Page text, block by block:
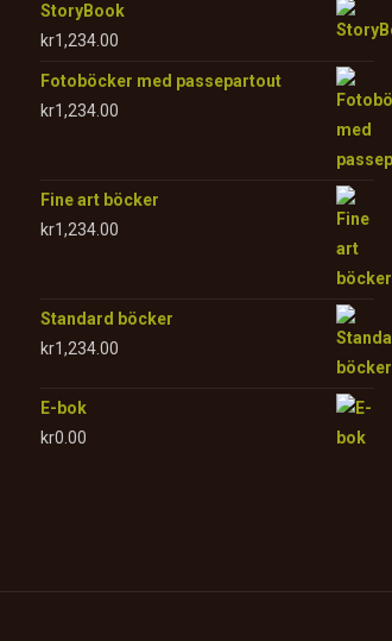
StoryBook
kr1,234.00
Fotoböcker med passepartout
kr1,234.00
Fine art böcker
kr1,234.00
Standard böcker
kr1,234.00
E-bok
kr0.00